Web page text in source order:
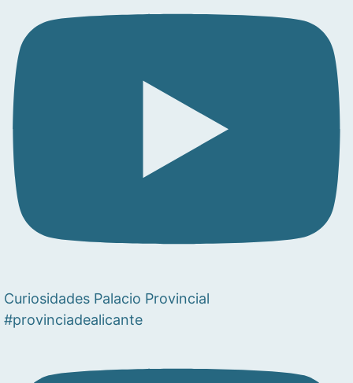
Curiosidades Palacio Provincial
#provinciadealicante